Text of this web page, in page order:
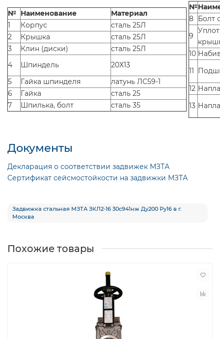
№ Наименование
Материал
1
Корпус
сталь 25Л
2
Крышка
сталь 25Л
3
Клин (диски)
сталь 25Л
4
Шпиндель
20Х13
5
Гайка шпинделя
латунь ЛС59-1
6
Гайка
сталь 25
7
Шпилька, болт сталь 35
№
8 Болт
9
10
11
12
13
Документы
Декларация о соответствии задвижек МЗТА
Сертификат сейсмостойкости на задвижки МЗТА
Задвижка стальная МЗТА ЗКЛ2-16 30с941нж Ду200 Ру16 в г.
Москва
Похожие товары